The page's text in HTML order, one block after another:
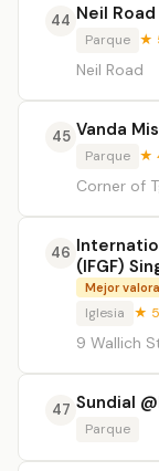
44 Neil Road
Parque ★
Neil Road
45 Vanda
Parque ★
Corner of
46
(IFGF)
Mejor
Iglesia ★ 5
9 Wallich
47 Sundial
Parque